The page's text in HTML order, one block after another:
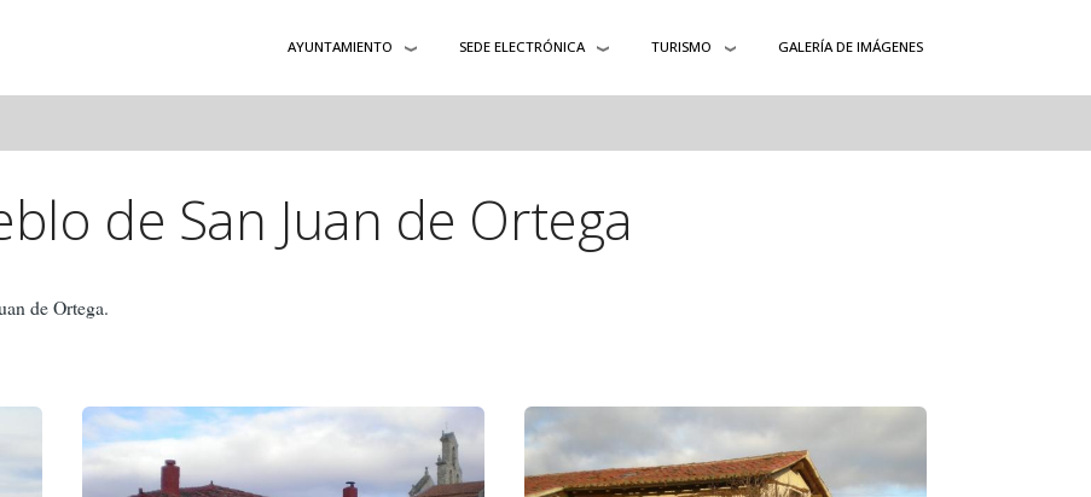
AYUNTAMIENTO SEDE ELECTRÓNICA TURISMO GALERÍA DE IMÁGENES
de San Juan de Ortega
de Ortega.